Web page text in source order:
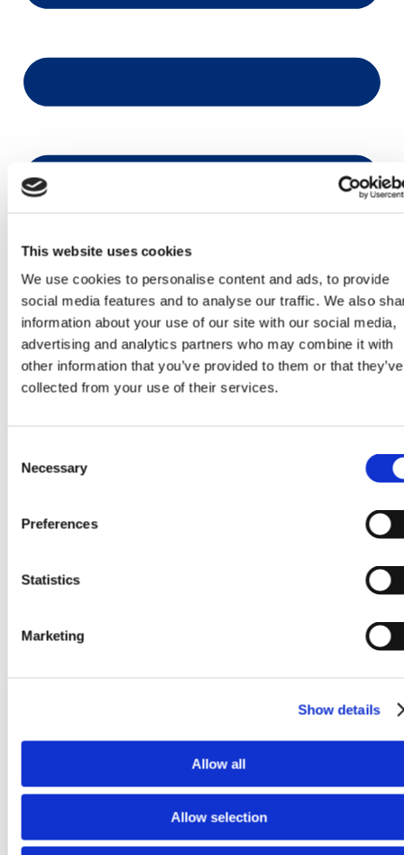
This website uses cookies
We use cookies to personalise content and ads, to provide
social media features and to analyse our traffic. We also
information about your use of our site with our social media,
advertising and analytics partners who may combine it with
other information that you’ve provided to them or that they’ve
collected from your use of their services.
Selection
Necessary
Preferences
Statistics
Marketing
Show details
Allow all
Allow selection